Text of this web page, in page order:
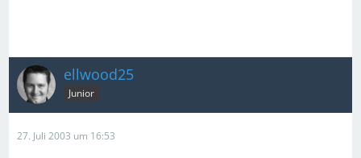
ellwood25
Junior
27. Juli 2003 um 16:53